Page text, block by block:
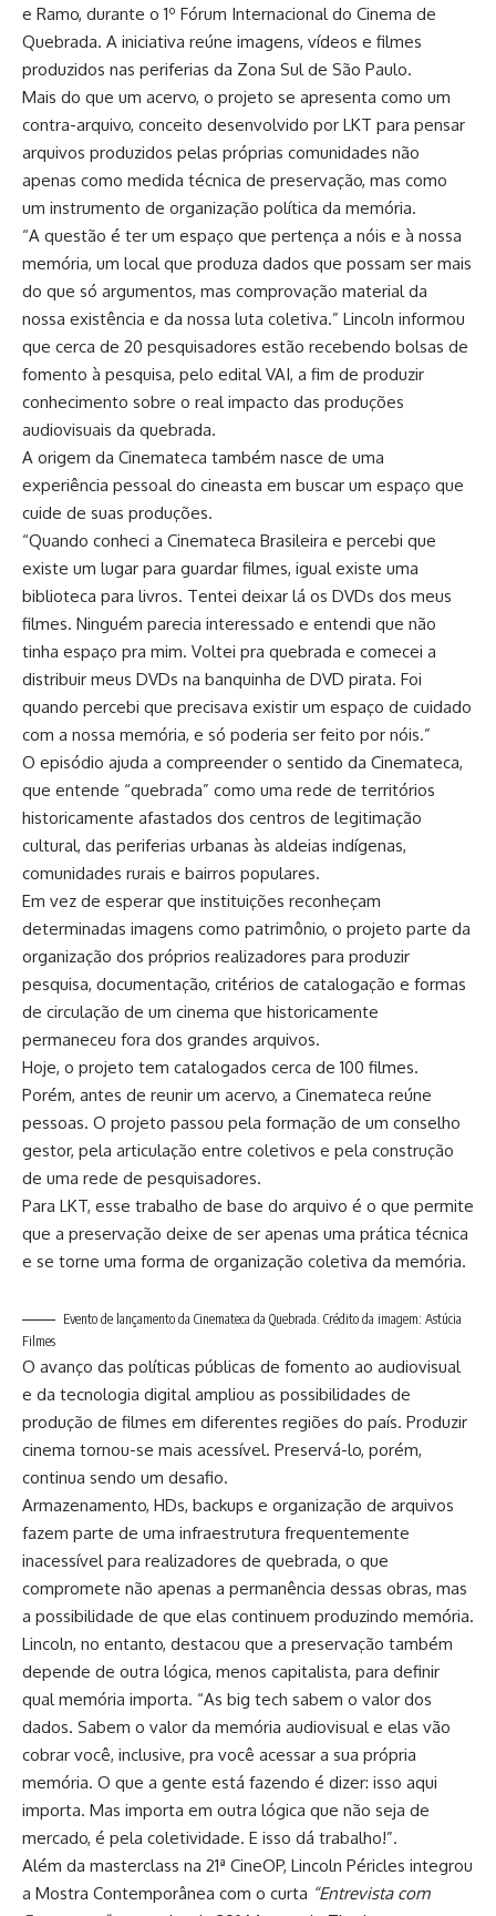
e Ramo, durante o 1º Fórum Internacional do Cinema de
Quebrada. A iniciativa reúne imagens, vídeos e filmes
produzidos nas periferias da Zona Sul de São Paulo.
Mais do que um acervo, o projeto se apresenta como um
contra-arquivo, conceito desenvolvido por LKT para pensar
arquivos produzidos pelas próprias comunidades não
apenas como medida técnica de preservação, mas como
um instrumento de organização política da memória.
“A questão é ter um espaço que pertença a nóis e à nossa
memória, um local que produza dados que possam ser mais
do que só argumentos, mas comprovação material da
nossa existência e da nossa luta coletiva.” Lincoln informou
que cerca de 20 pesquisadores estão recebendo bolsas de
fomento à pesquisa, pelo edital VAI, a fim de produzir
conhecimento sobre o real impacto das produções
audiovisuais da quebrada.
A origem da Cinemateca também nasce de uma
experiência pessoal do cineasta em buscar um espaço que
cuide de suas produções.
“Quando conheci a Cinemateca Brasileira e percebi que
existe um lugar para guardar filmes, igual existe uma
biblioteca para livros. Tentei deixar lá os DVDs dos meus
filmes. Ninguém parecia interessado e entendi que não
tinha espaço pra mim. Voltei pra quebrada e comecei a
distribuir meus DVDs na banquinha de DVD pirata. Foi
quando percebi que precisava existir um espaço de cuidado
com a nossa memória, e só poderia ser feito por nóis.”
O episódio ajuda a compreender o sentido da Cinemateca,
que entende “quebrada” como uma rede de territórios
historicamente afastados dos centros de legitimação
cultural, das periferias urbanas às aldeias indígenas,
comunidades rurais e bairros populares.
Em vez de esperar que instituições reconheçam
determinadas imagens como patrimônio, o projeto parte da
organização dos próprios realizadores para produzir
pesquisa, documentação, critérios de catalogação e formas
de circulação de um cinema que historicamente
permaneceu fora dos grandes arquivos.
Hoje, o projeto tem catalogados cerca de 100 filmes.
Porém, antes de reunir um acervo, a Cinemateca reúne
pessoas. O projeto passou pela formação de um conselho
gestor, pela articulação entre coletivos e pela construção
de uma rede de pesquisadores.
Para LKT, esse trabalho de base do arquivo é o que permite
que a preservação deixe de ser apenas uma prática técnica
e se torne uma forma de organização coletiva da memória.
Evento de lançamento da Cinemateca da Quebrada. Crédito da imagem: Astúcia
Filmes
O avanço das políticas públicas de fomento ao audiovisual
e da tecnologia digital ampliou as possibilidades de
produção de filmes em diferentes regiões do país. Produzir
cinema tornou-se mais acessível. Preservá-lo, porém,
continua sendo um desafio.
Armazenamento, HDs, backups e organização de arquivos
fazem parte de uma infraestrutura frequentemente
inacessível para realizadores de quebrada, o que
compromete não apenas a permanência dessas obras, mas
a possibilidade de que elas continuem produzindo memória.
Lincoln, no entanto, destacou que a preservação também
depende de outra lógica, menos capitalista, para definir
qual memória importa. “As big tech sabem o valor dos
dados. Sabem o valor da memória audiovisual e elas vão
cobrar você, inclusive, pra você acessar a sua própria
memória. O que a gente está fazendo é dizer: isso aqui
importa. Mas importa em outra lógica que não seja de
mercado, é pela coletividade. E isso dá trabalho!”.
Além da masterclass na 21ª CineOP, Lincoln Péricles integrou
a Mostra Contemporânea com o curta “Entrevista com